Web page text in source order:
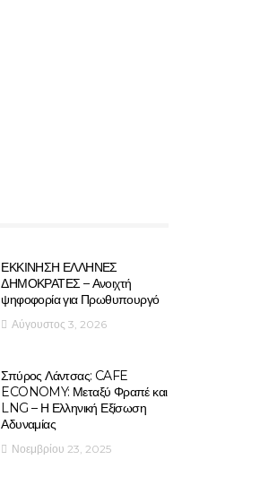
ΕΚΚΙΝΗΣΗ ΕΛΛΗΝΕΣ
ΔΗΜΟΚΡΑΤΕΣ – Ανοιχτή
ψηφοφορία για Πρωθυπουργό
Αύγουστος 3, 2026
Σπύρος Λάντσας: CAFE
ECONOMY: Μεταξύ Φραπέ και
LNG – Η Ελληνική Εξίσωση
Αδυναμίας
Νοεμβρίου 23, 2025